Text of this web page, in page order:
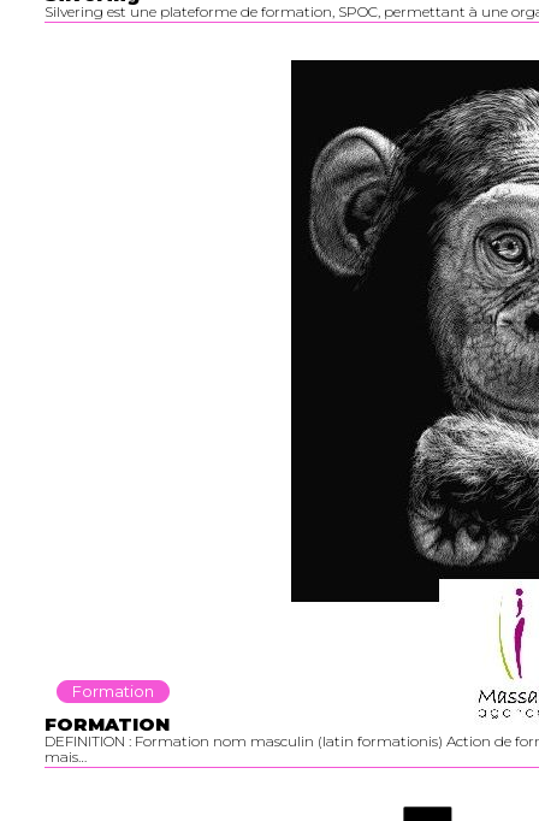
Silvering est une plateforme de formation, SPOC, permettant à une
Formation
FORMATION
DEFINITION : Formation nom masculin (latin formationis) Action de
mais…